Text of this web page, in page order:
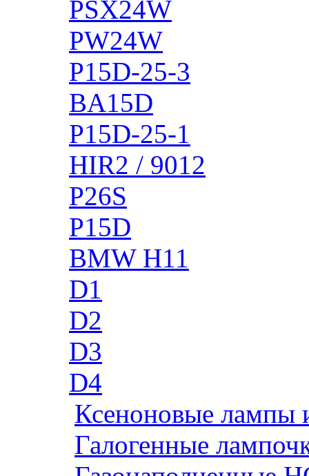
PSX24W
PW24W
P15D-25-3
BA15D
P15D-25-1
HIR2 / 9012
P26S
P15D
BMW H11
D1
D2
D3
D4
Ксеноновые лампы
Галогенные